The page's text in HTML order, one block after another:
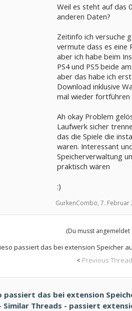
Weil es steht auf das
anderen Daten?
Zeitinfo ich versuche
vermute dass es eine
aber ich habe beim
PS4 und PS5 beide
aber das habe ich
Download inklusive
mal wieder
Ah okay Problem
Laufwerk sicher
das die Spiele die
waren. Interessant
Speicherverwaltung
praktisch wären
:)
GurkenCombo, 7. Februar
(Du musst
passiert das bei extension Speicher
< Previous Thread
passiert das bei extension
- Similar Threads - passiert